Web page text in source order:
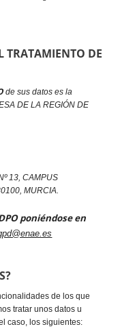
TRATAMIENTO DE
de sus datos es la
DE LA REGIÓN DE
13, CAMPUS
MURCIA.
poniéndose en
de los que
tratar unos datos u
caso, los siguientes: